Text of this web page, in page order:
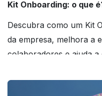
Kit Onboarding: o que
Descubra como um Kit
da empresa, melhora a
colaboradores e ajuda